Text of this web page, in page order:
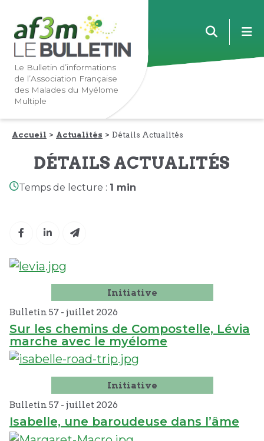
Lien
vers
navigation
principale
Lien
vers
contenu
principal
Le Bulletin d’informations
de l’Association Française
des Malades du Myélome
Multiple
Accueil Actualités Détails Actualités
DÉTAILS ACTUALITÉS
Temps de lecture : 1 min
Initiative
Bulletin 57 - juillet 2026
Sur les chemins de Compostelle, Lévia
marche avec le myélome
Initiative
Bulletin 57 - juillet 2026
Isabelle, une baroudeuse dans l’âme